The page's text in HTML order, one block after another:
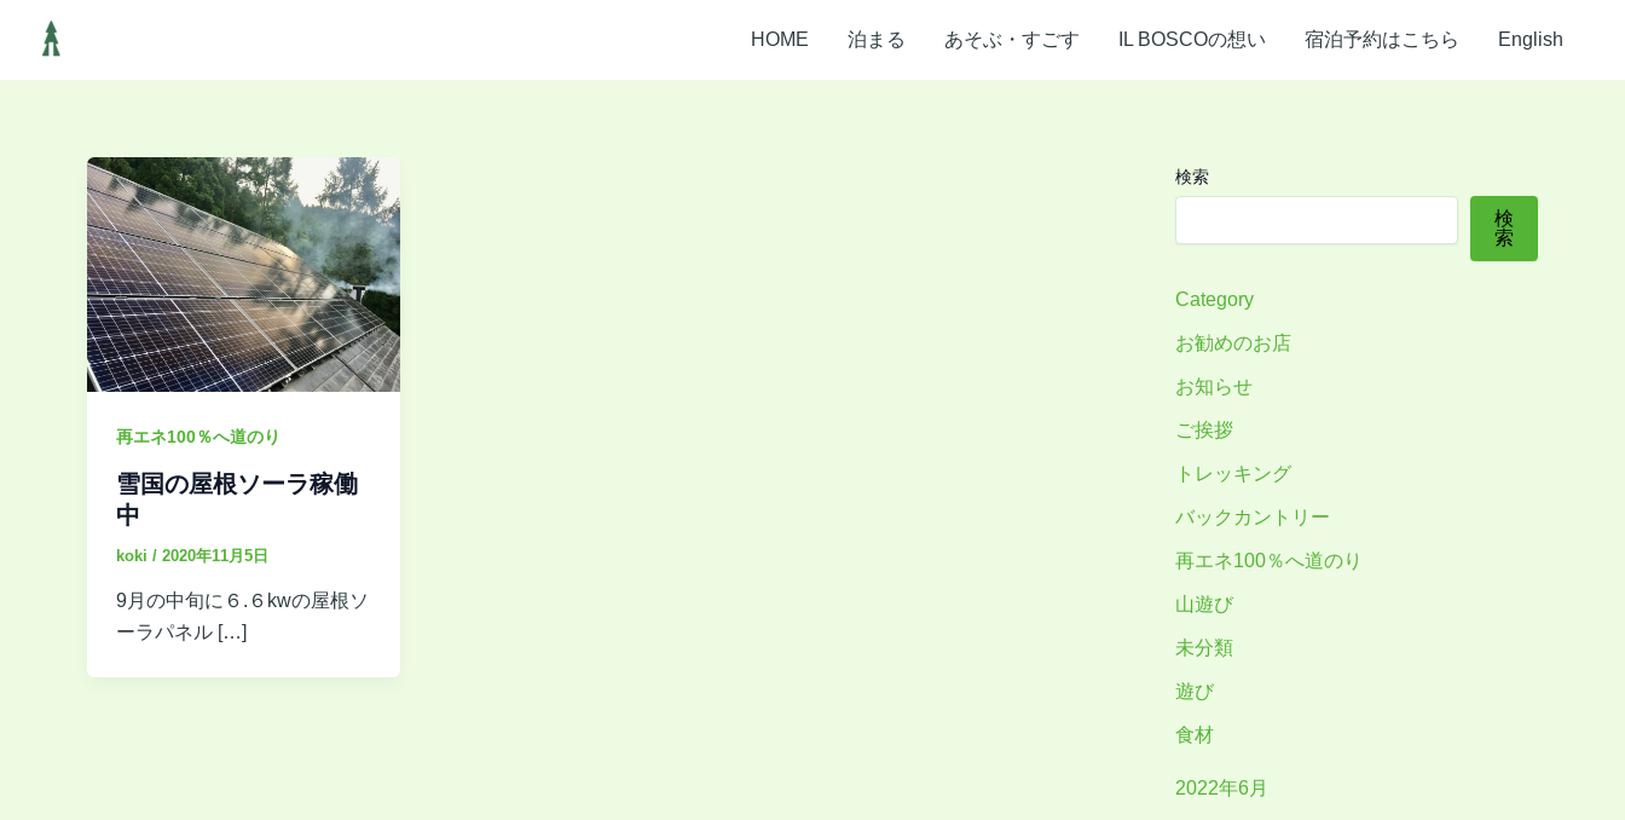
を
HOME 泊まる あそぶ・すごす IL BOSCOの想い 宿泊予約はこちら English
再エネ100％へ道のり
雪国の屋根ソーラ稼働
中
koki / 2020年11月5日
9月の中旬に６.６kwの屋根ソ
ーラパネル […]
検索
検
索
Category
お勧めのお店
お知らせ
ご挨拶
トレッキング
バックカントリー
再エネ100％へ道のり
山遊び
未分類
遊び
食材
2022年6月